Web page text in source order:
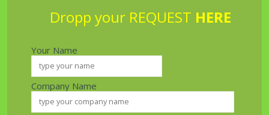
Dropp your REQUEST HERE
Your Name
Company Name